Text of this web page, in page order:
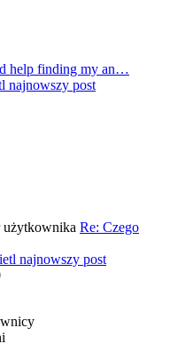
help finding my an…
najnowszy post
Re: Czego
najnowszy post